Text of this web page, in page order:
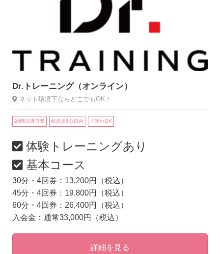
Dr.トレーニング（オンライン）
ネット環境下ならどこでもOK！
20時以降営業 駅徒歩5分以内 子連れOK
体験トレーニングあり
基本コース
30分・4回券：13,200円（税込）
45分・4回券：19,800円（税込）
60分・4回券：26,400円（税込）
入会金：通常33,000円（税込）
詳細を見る